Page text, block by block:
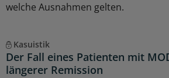
welche Ausnahmen gelten.
Kasuistik
Der Fall eines Patienten mit
längerer Remission